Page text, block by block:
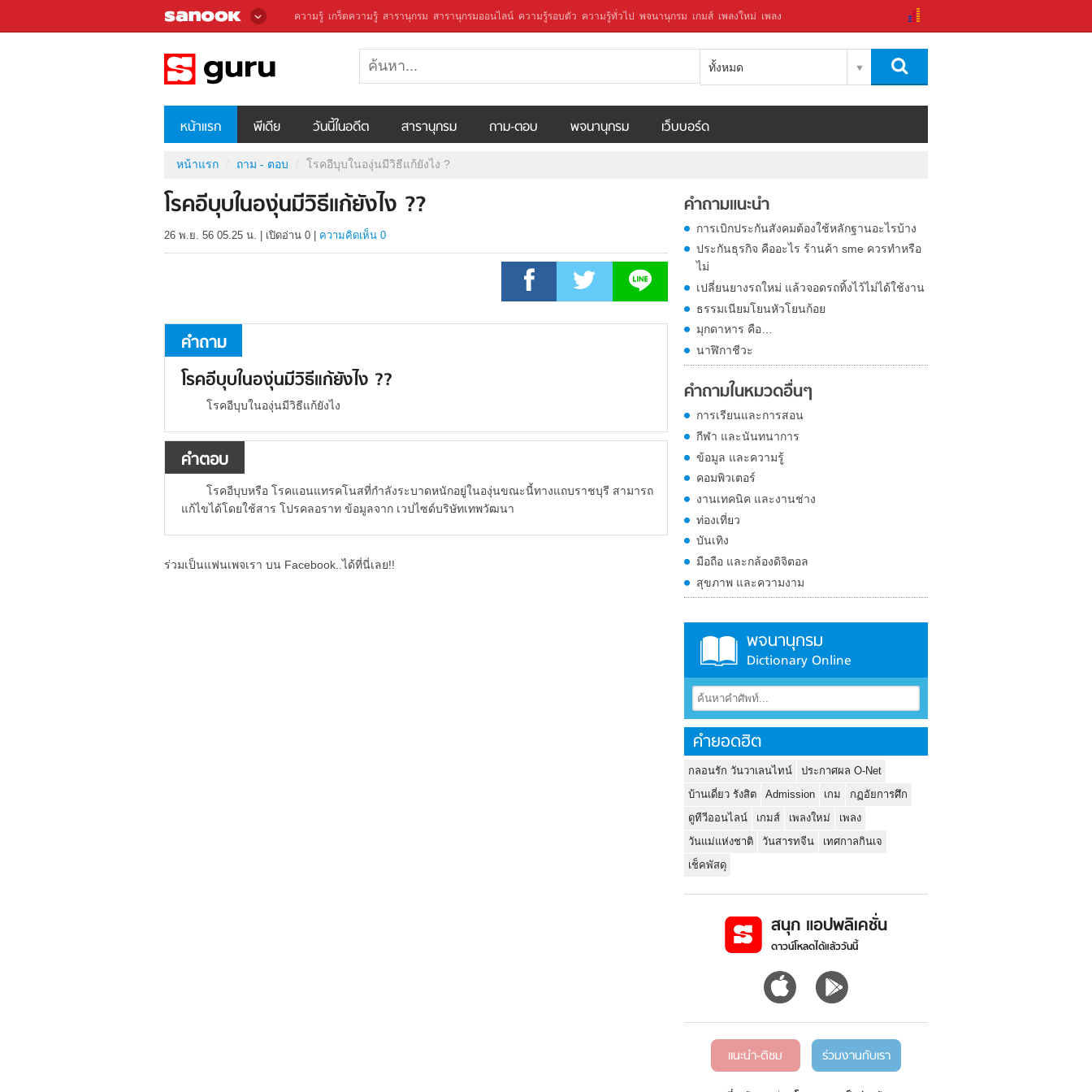
ความรู้ เกร็ดความรู้ สารานุกรม สารานุกรมออนไลน์ ความรู้รอบตัว ความรู้ทั่วไป พจนานุกรม เกมส์ เพลงใหม่ เพลง
ทั้งหมด
หน้าแรก พีเดีย วันนี้ในอดีต สารานุกรม ถาม-ตอบ พจนานุกรม เว็บบอร์ด
หน้าแรก ถาม - ตอบ โรคอีบุบในองุ่นมีวิธีแก้ยังไง ?
โรคอีบุบในองุ่นมีวิธีแก้ยังไง ??
26 พ.ย. 56 05.25 น. เปิดอ่าน 0 ความคิดเห็น 0
คำถาม
โรคอีบุบในองุ่นมีวิธีแก้ยังไง ??
โรคอีบุบในองุ่นมีวิธีแก้ยังไง
คำตอบ
โรคอีบุบหรือ โรคแอนแทรคโนสที่กำลังระบาดหนักอยู่ในองุ่นขณะนี้ทางแถบราชบุรี สามารถ
แก้ไขได้โดยใช้สาร โปรคลอราท ข้อมูลจาก เวปไซด์บริษัทเทพวัฒนา
ร่วมเป็นแฟนเพจเรา บน Facebook..ได้ที่นี่เลย!!
คำถามแนะนำ
การเบิกประกันสังคมต้องใช้หลักฐานอะไรบ้าง
ประกันธุรกิจ คืออะไร ร้านค้า sme ควรทำหรือ
ไม่
เปลี่ยนยางรถใหม่ แล้วจอดรถทิ้งไว้ไม่ได้ใช้งาน
ธรรมเนียมโยนหัวโยนก้อย
มุกดาหาร คือ…
นาฬิกาชีวะ
คำถามในหมวดอื่นๆ
การเรียนและการสอน
กีฬา และนันทนาการ
ข้อมูล และความรู้
คอมพิวเตอร์
งานเทคนิค และงานช่าง
ท่องเที่ยว
บันเทิง
มือถือ และกล้องดิจิตอล
สุขภาพ และความงาม
พจนานุกรม
Dictionary Online
คำยอดฮิต
กลอนรัก วันวาเลนไทน์
ประกาศผล O-Net
บ้านเดี่ยว รังสิต
Admission เกม
กฏอัยการศึก
ดูทีวีออนไลน์
เกมส์ เพลงใหม่
เพลง
วันแม่แห่งชาติ
วันสารทจีน
เทศกาลกินเจ
เช็คพัสดุ
สนุก แอปพลิเคชั่น
ดาวน์โหลดได้แล้ววันนี้
แนะนำ-ติชม ร่วมงานกับเรา